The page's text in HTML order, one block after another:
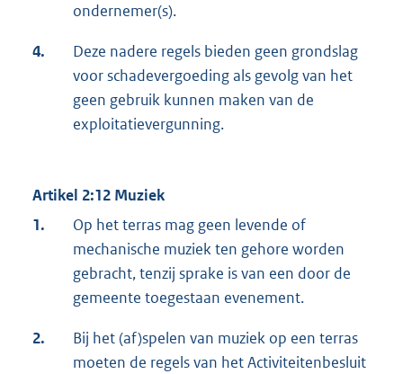
ondernemer(s).
4.
Deze nadere regels bieden geen grondslag
voor schadevergoeding als gevolg van het
geen gebruik kunnen maken van de
exploitatievergunning.
Artikel 2:12 Muziek
1.
Op het terras mag geen levende of
mechanische muziek ten gehore worden
gebracht, tenzij sprake is van een door de
gemeente toegestaan evenement.
2.
Bij het (af)spelen van muziek op een terras
moeten de regels van het Activiteitenbesluit